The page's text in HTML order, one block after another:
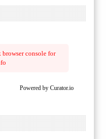
console for
Powered by Curator.io